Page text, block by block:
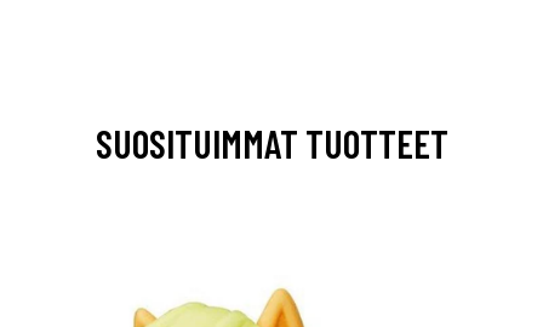
SUOSITUIMMAT TUOTTEET